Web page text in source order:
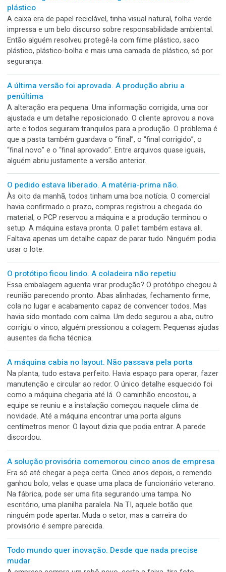
E a gráfica mais preparada é aquela que sabe usar os
com estratégia.
www.apolo.com.br
Posts recentes
A embalagem sustentável chegou embrulhada em
plástico
A caixa era de papel reciclável, tinha visual natural, folha
impressa e um belo discurso sobre responsabilidade
Então alguém resolveu protegê-la com filme plástico, saco
plástico, plástico-bolha e mais uma camada de plástico, só
segurança.
A última versão foi aprovada. A produção abriu a
penúltima
A alteração era pequena. Uma informação corrigida, uma
ajustada e um detalhe reposicionado. O cliente aprovou a
arte e todos seguiram tranquilos para a produção. O
“final novo” e o “final aprovado”. Entre arquivos quase
alguém abriu justamente a versão anterior.
O pedido estava liberado. A matéria-prima não.
Às oito da manhã, todos tinham uma boa notícia. O
havia confirmado o prazo, compras registrou a chegada do
setup. A máquina estava pronta. O pallet também estava ali.
Faltava apenas um detalhe capaz de parar tudo. Ninguém
usar o lote.
O protótipo ficou lindo. A coladeira não repetiu
Essa embalagem aguenta virar produção? O protótipo
reunião parecendo pronto. Abas alinhadas, fechamento
cola no lugar e acabamento capaz de convencer todos.
corrigiu o vinco, alguém pressionou a colagem. Pequenas
ausentes da ficha técnica.
A máquina cabia no layout. Não passava pela porta
Na planta, tudo estava perfeito. Havia espaço para operar,
manutenção e circular ao redor. O único detalhe
como a máquina chegaria até lá. O caminhão encostou, a
equipe se reuniu e a instalação começou naquele clima de
novidade. Até a máquina encontrar uma porta alguns